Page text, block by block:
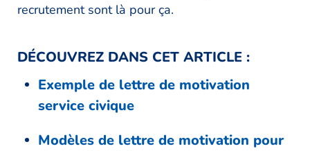
recrutement sont là pour ça.
DÉCOUVREZ DANS CET ARTICLE :
Exemple de lettre de motivation
service civique
Modèles de lettre de motivation pour